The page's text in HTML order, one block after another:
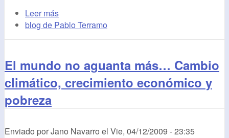
Leer más
blog de Pablo Terramo
El mundo no aguanta más… Cambio
climático, crecimiento económico y
pobreza
Enviado porJano Navarro el Vie, 04/12/2009 - 23:35